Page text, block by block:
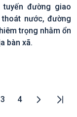
đường giao
nước, đường
trọng nhằm ổn
bàn xã.
3 4